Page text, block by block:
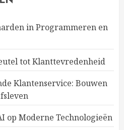
in Programmeren en
tot Klanttevredenheid
Klantenservice: Bouwen
op Moderne Technologieën